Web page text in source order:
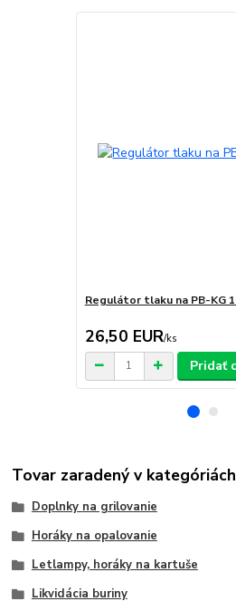
Regulátor tlaku na PB-KG
26,50 EUR/ks
Pridať
Tovar zaradený v kategóriách
Doplnky na grilovanie
Horáky na opalovanie
Letlampy, horáky na kartuše
Likvidácia buriny